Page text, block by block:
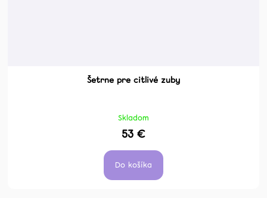
Šetrne pre citlivé zuby
Skladom
53 €
Do košíka